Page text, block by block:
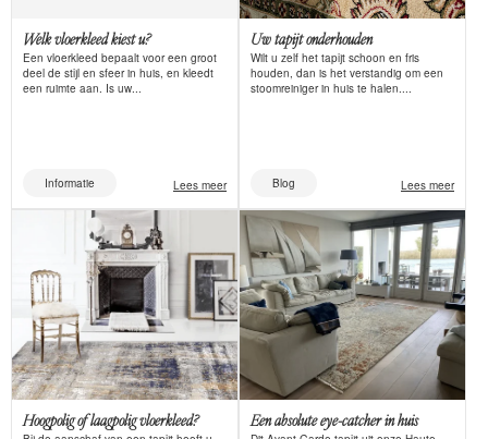
Welk vloerkleed kiest u?
Een vloerkleed bepaalt voor een groot
deel de stijl en sfeer in huis, en kleedt
een ruimte aan. Is uw...
Informatie Lees meer
Uw tapijt onderhouden
Wilt u zelf het tapijt schoon en fris
houden, dan is het verstandig om een
stoomreiniger in huis te halen....
Blog Lees meer
Hoogpolig of laagpolig vloerkleed? Een absolute eye-catcher in huis